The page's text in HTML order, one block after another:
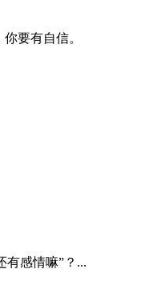
要有自信。
有感情嘛”？...